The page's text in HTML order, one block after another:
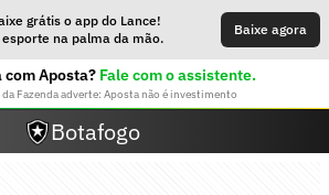
grátis o app do Lance!
esporte na palma da mão.
Baixe agora
com Aposta? Fale com o assistente.
Fazenda adverte: Aposta não é investimento
Botafogo